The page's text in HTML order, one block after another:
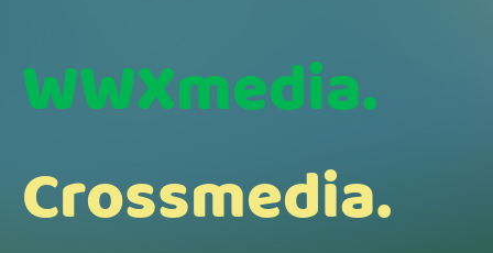
WWXmedia.
Crossmedia.